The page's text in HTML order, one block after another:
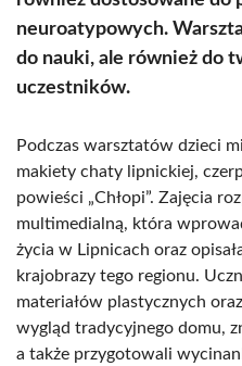
neuroatypowych.
do nauki, ale również do
uczestników.
Podczas warsztatów dzieci
makiety chaty lipnickiej,
powieści „Chłopi”. Zajęcia
multimedialną, która
życia w Lipnicach oraz
krajobrazy tego regionu.
materiałów plastycznych
wygląd tradycyjnego domu,
a także przygotowali